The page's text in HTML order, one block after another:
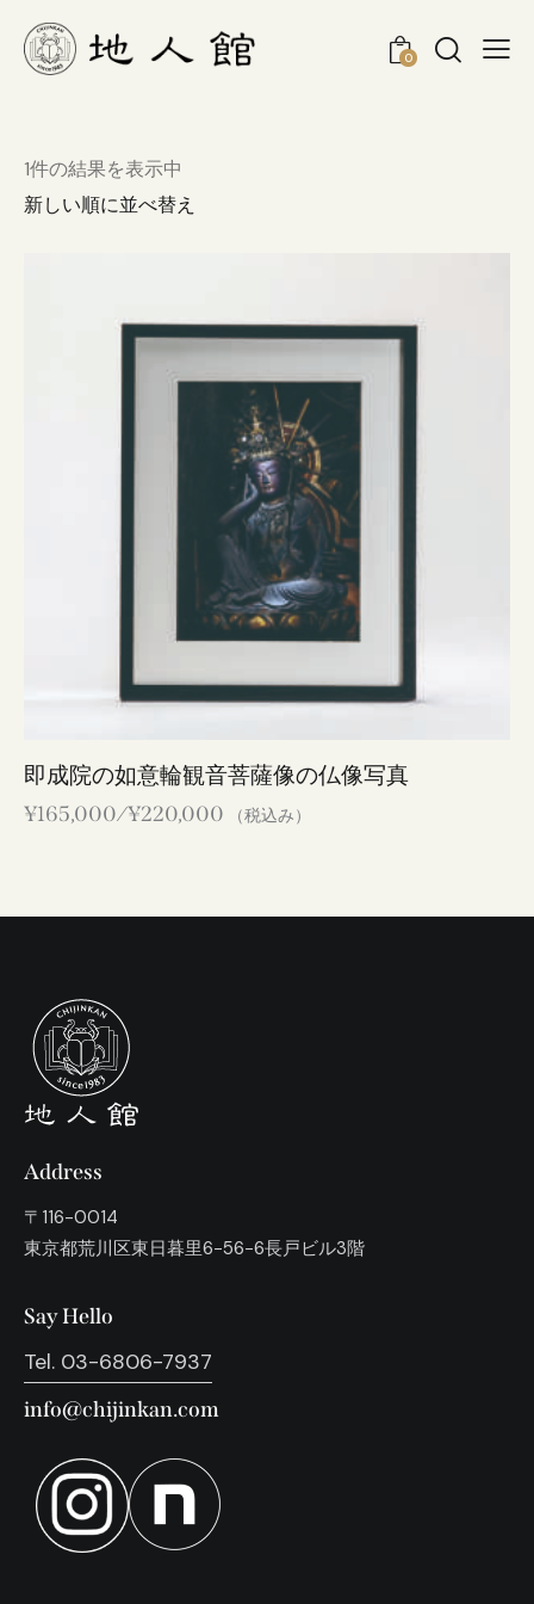
0
1件の結果を表示中
即成院の如意輪観音菩薩像の仏像写真
¥165,000⁄¥220,000 （税込み）
Address
〒116-0014
東京都荒川区東日暮里6−56−6長戸ビル3階
Say Hello
Tel. 03-6806-7937
info@chijinkan.com